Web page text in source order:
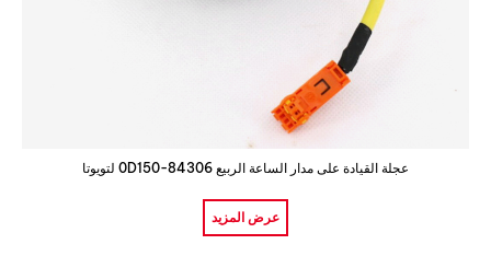
عجلة القيادة على مدار الساعة الربيع 84306-0D150 لتويوتا
عرض المزيد